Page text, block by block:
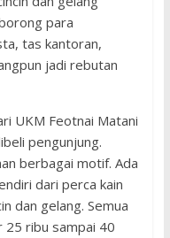
para
tas kantoran,
jadi rebutan
UKM Feotnai Matani
pengunjung.
berbagai motif. Ada
dari perca kain
dan gelang. Semua
25 ribu sampai 40